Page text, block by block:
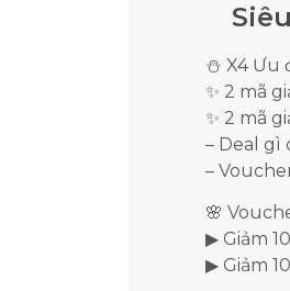
⛄ X4 Ưu
✨ 2 mã
✨ 2 mã
– Deal gì
–
🌸
▶ Giảm
▶ Giảm